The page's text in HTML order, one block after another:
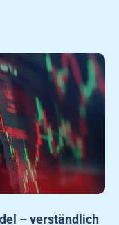
– verständlich